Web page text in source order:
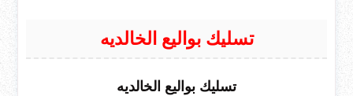
تسليك بواليع الخالديه
تسليك بواليع الخالديه